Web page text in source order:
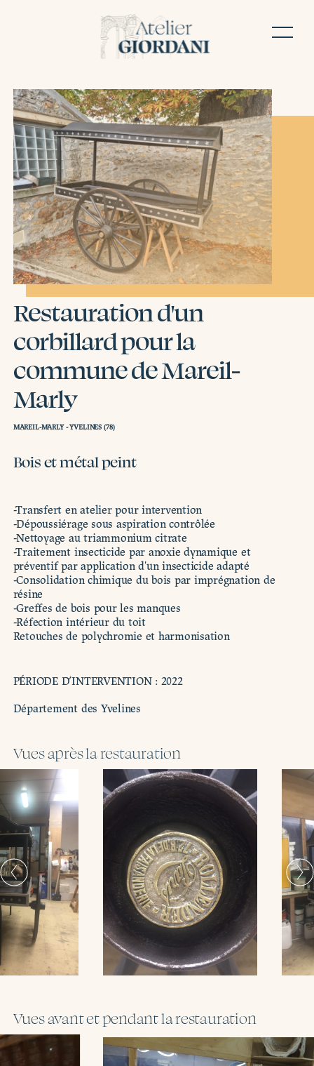
Restauration d'un
corbillard pour la
commune de Mareil-
Marly
MAREIL-MARLY - YVELINES (78)
Bois et métal peint
-Transfert en atelier pour intervention
-Dépoussiérage sous aspiration contrôlée
-Nettoyage au triammonium citrate
-Traitement insecticide par anoxie dynamique et
préventif par application d'un insecticide adapté
-Consolidation chimique du bois par imprégnation de
résine
-Greffes de bois pour les manques
-Réfection intérieur du toit
Retouches de polychromie et harmonisation
PÉRIODE D’INTERVENTION : 2022
Département des Yvelines
Vues après la restauration
Vues avant et pendant la restauration